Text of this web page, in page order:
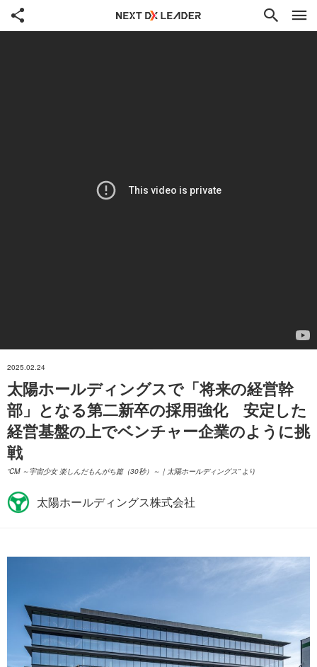
検索
ニア
太陽ホールディングスで「将来の経営幹
部」となる第二新卒の採用強化 安定した
経営基盤の上でベンチャー企業のように挑
戦
CM ～宇宙少女 楽しんだもんがち篇（30秒）～｜太陽ホールディングス より
2025.02.24
太陽ホールディングス株式会社